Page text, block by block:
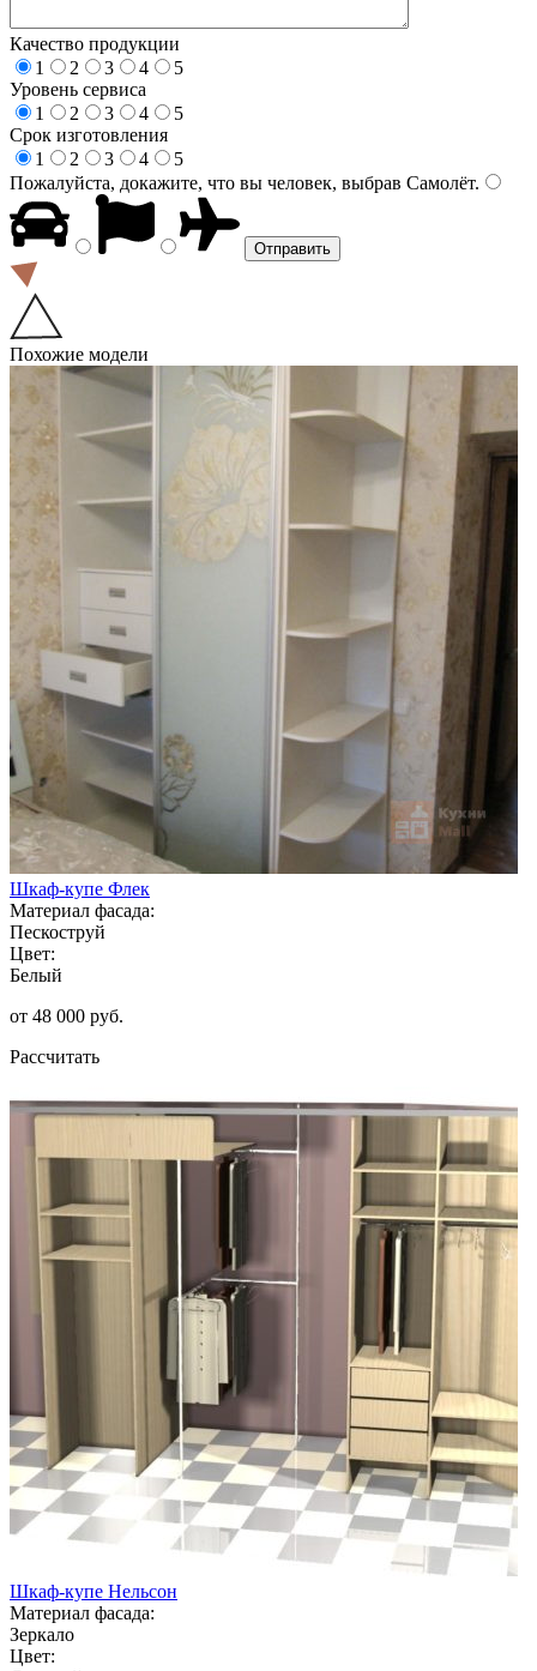
Качество продукции
1
2 3 4
5
Уровень сервиса
1
2 3 4
5
Срок изготовления
1
2 3 4
5
Пожалуйста, докажите, что вы человек, выбрав Самолёт.
Похожие модели
Шкаф-купе Флек
Материал фасада:
Пескоструй
Цвет:
Белый
от 48 000 руб.
Рассчитать
Шкаф-купе Нельсон
Материал фасада:
Зеркало
Цвет: